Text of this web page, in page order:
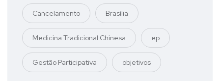
Cancelamento Brasília
Medicina Tradicional Chinesa ep
Gestão Participativa objetivos